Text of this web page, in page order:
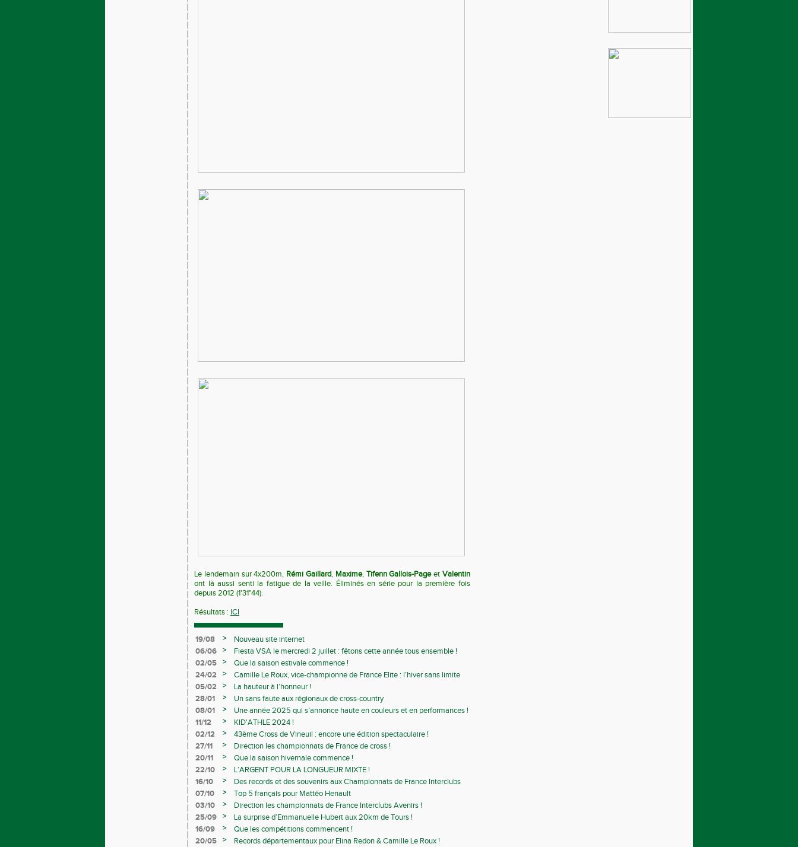
Le lendemain sur 4x200m, Rémi Gaillard, Maxime, Tifenn Gallois-PageetValentin
ont là aussi senti la fatigue de la veille. Éliminés en série pour la première fois
depuis 2012 (1'31"44).
Résultats : ICI
19/08 >
Nouveau site internet
06/06
>
Fiesta VSA le mercredi 2 juillet : fêtons cette année tous ensemble !
02/05
>
Que la saison estivale commence !
24/02
>
Camille Le Roux, vice-championne de France Elite : l’hiver sans limite
05/02
>
La hauteur à l’honneur !
28/01
>
Un sans faute aux régionaux de cross-country
08/01
>
Une année 2025 qui s’annonce haute en couleurs et en performances !
11/12
>
KID'ATHLE 2024 !
02/12
>
43ème Cross de Vineuil : encore une édition spectaculaire !
27/11
>
Direction les championnats de France de cross !
20/11
>
Que la saison hivernale commence !
22/10
>
L’ARGENT POUR LA LONGUEUR MIXTE !
16/10
>
Des records et des souvenirs aux Championnats de France Interclubs
Avenirs
07/10 >
Top 5 français pour Mattéo Henault
03/10
>
Direction les championnats de France Interclubs Avenirs !
25/09
>
La surprise d’Emmanuelle Hubert aux 20km de Tours !
16/09
>
Que les compétitions commencent !
20/05
> Records départementaux pour Elina Redon & Camille Le Roux !